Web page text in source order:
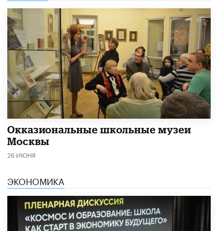
​Окказиональные школьные музеи
Москвы
26 ИЮНЯ
ЭКОНОМИКА